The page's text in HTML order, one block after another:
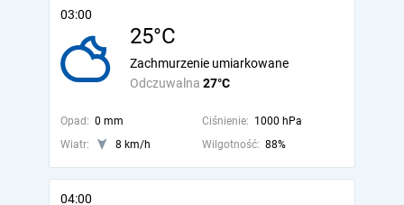
03:00
25°C
Odczuwalna 27°C
Zachmurzenie umiarkowane
Opad: 0 mm Ciśnienie: 1000 hPa
Wiatr:
8 km/h Wilgotność: 88%
04:00